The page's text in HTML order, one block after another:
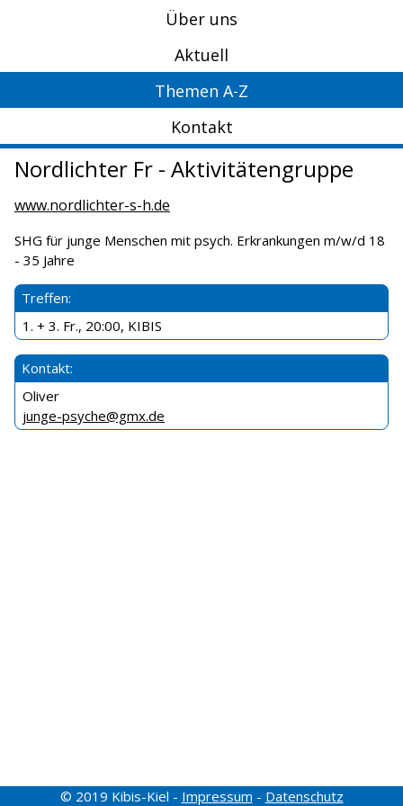
Über uns
Aktuell
Themen A-Z
Kontakt
Nordlichter Fr - Aktivitätengruppe
www.nordlichter-s-h.de
SHG für junge Menschen mit psych. Erkrankungen m/w/d 18
- 35 Jahre
Treffen:
1. + 3. Fr., 20:00, KIBIS
Kontakt:
Oliver
junge-psyche@gmx.de
© 2019 Kibis-Kiel - Impressum - Datenschutz